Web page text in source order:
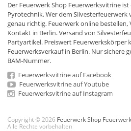
Der Feuerwerk Shop Feuerwerksvitrine ist
Pyrotechnik. Wer dem Silvesterfeuerwerk
genau richtig. Feuerwerk online bestellen,
Kontakt in Berlin. Versand von
Partyartikel. Preiswert Feuerwerkskörper
Feuerwerksverkauf in Berlin. Nur sichere
BAM-Nummer.
Feuerwerksvitrine auf Facebook
Feuerwerksvitrine auf Youtube
Feuerwerksvitrine auf Instagram
Copyright © 2026 Feuerwerk Shop
Alle Rechte vorbehalten